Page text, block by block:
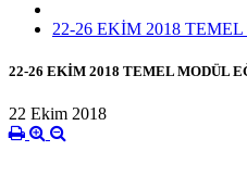
22-26 EKİM 2018
22-26 EKİM 2018 TEMEL MODÜL
22 Ekim 2018